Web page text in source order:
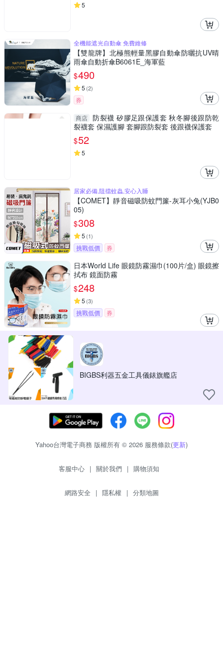
5
全機能遮光自動傘 免費維修
【雙龍牌】北極熊輕量黑膠自動傘防曬抗UV晴
雨傘自動折傘B6061E_海軍藍
$490
5 (2)
券
商店 防裂襪 矽膠足跟保護套 秋冬腳後跟防乾
裂襪套 保濕護腳 套腳跟防裂套 後跟襪保護套
$52
5
居家必備,阻擋蚊蟲,安心入睡
【COMET】靜音磁吸防蚊門簾-灰耳小兔(YJB0
05)
$308
5 (1)
挑戰低價 券
日本World Life 眼鏡防霧濕巾(100片/盒) 眼鏡擦
拭布 鏡面防霧
$248
5 (3)
挑戰低價 券
BIGBS利器五金工具儀錶旗艦店
Yahoo台灣電子商務 版權所有 © 2026 服務條款(更新)
客服中心 | 關於我們 | 購物須知
網路安全 | 隱私權 | 分類地圖